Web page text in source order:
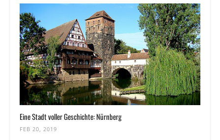
Eine Stadt voller Geschichte: Nürnberg
FEB 20, 2019